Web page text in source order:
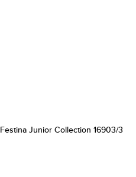
Festina Junior Collection 16903/3